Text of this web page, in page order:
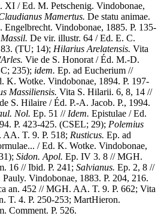
XI / Ed. M. Petschenig. Vindobonae,
Mamertus. De statu animae.
Engelbrecht. Vindobonae, 1885. P. 135-
De vir. illustr. 64 / Ed. E. C.
(TU; 14); Hilarius Arelatensis. Vita
Vie de S. Honorat / Éd. M.-D.
235); idem. Ep. ad Eucherium //
K. Wotke. Vindobonae, 1894. P. 197-
Massiliensis. Vita S. Hilarii. 6, 8, 14 //
S. Hilaire / Éd. P.-A. Jacob. P., 1994.
Nol. Ep. 51 // Idem. Epistulae / Ed.
P. 423-425. (CSEL; 29); Polemius
T. 9. P. 518; Rusticus. Ep. ad
/ Ed. K. Wotke. Vindobonae,
Sidon. Apol. Ep. IV 3. 8 // MGH.
16 // Ibid. P. 241; Salvianus. Ep. 2, 8 //
Vindobonae, 1883. P. 204, 216.
an. 452 // MGH. AA. T. 9. P. 662; Vita
T. 4. P. 250-253; MartHieron.
Comment. P. 526.